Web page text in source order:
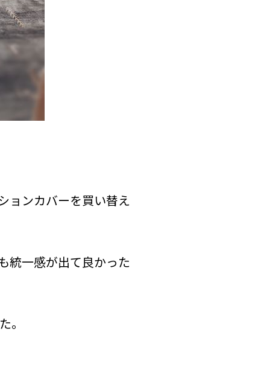
ョンカバーを買い替え
統一感が出て良かった
。